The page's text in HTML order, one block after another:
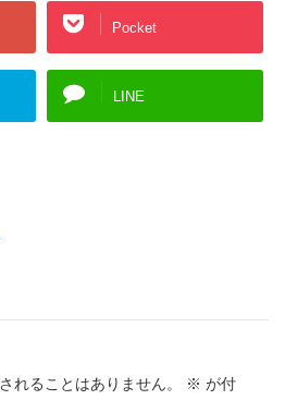
Pocket
LINE
れることはありません。 ※ が付